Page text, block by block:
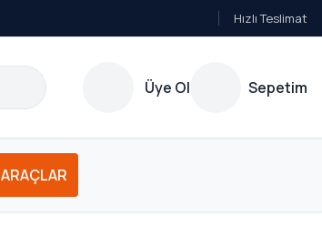
Hızlı Teslimat
Üye Ol Sepetim
ARAÇLAR